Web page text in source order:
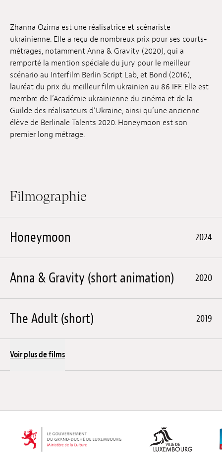
Soumissions
Archives
Publications
Zhanna Ozirna est une réalisatrice et scénariste
ukrainienne. Elle a reçu de nombreux prix pour ses courts-
métrages, notamment Anna & Gravity (2020), qui a
remporté la mention spéciale du jury pour le meilleur
scénario au Interfilm Berlin Script Lab, et Bond (2016),
lauréat du prix du meilleur film ukrainien au 86 IFF. Elle est
membre de l’Académie ukrainienne du cinéma et de la
Guilde des réalisateurs d’Ukraine, ainsi qu’une ancienne
élève de Berlinale Talents 2020. Honeymoon est son
premier long métrage.
Filmographie
Honeymoon 2024
Anna & Gravity (short animation) 2020
The Adult (short) 2019
Voir plus de films